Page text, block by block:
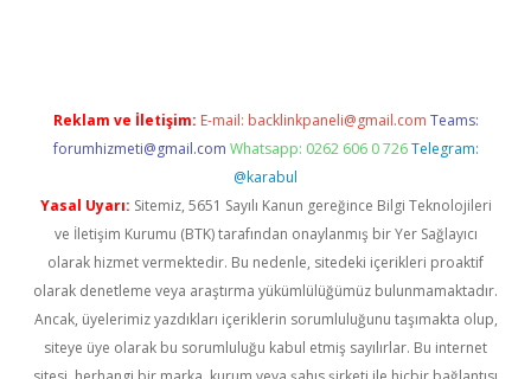
Reklam ve İletişim: E-mail: backlinkpaneli@gmail.com Teams:
forumhizmeti@gmail.com Whatsapp: 0262 606 0 726 Telegram:
@karabul
Yasal Uyarı: Sitemiz, 5651 Sayılı Kanun gereğince Bilgi Teknolojileri
ve İletişim Kurumu (BTK) tarafından onaylanmış bir Yer Sağlayıcı
olarak hizmet vermektedir. Bu nedenle, sitedeki içerikleri proaktif
olarak denetleme veya araştırma yükümlülüğümüz bulunmamaktadır.
Ancak, üyelerimiz yazdıkları içeriklerin sorumluluğunu taşımakta olup,
siteye üye olarak bu sorumluluğu kabul etmiş sayılırlar. Bu internet